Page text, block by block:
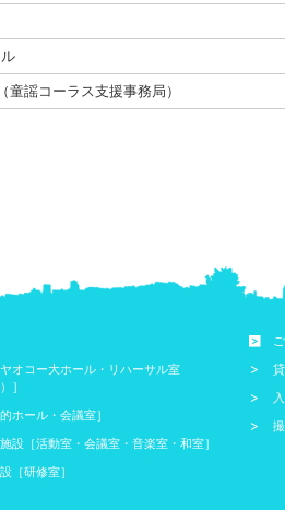
童謡コーラス支援事務局）
オコー大ホール・リハーサル室
］
ホール・会議室］
設［活動室・会議室・音楽室・和室］
［研修室］